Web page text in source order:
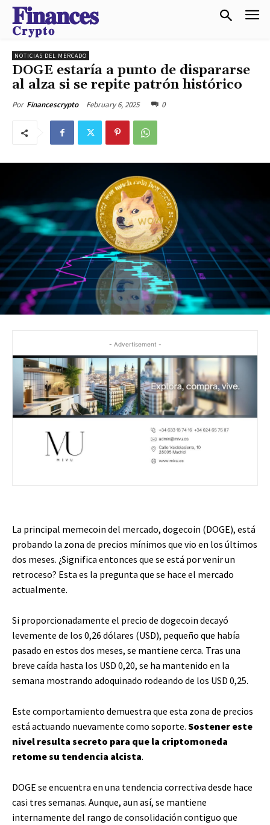
𝐅𝐢𝐧𝐚𝐧𝐜𝐞𝐬
𝐂𝐫𝐲𝐩𝐭𝐨
NOTICIAS DEL MERCADO
DOGE estaría a punto de dispararse
al alza si se repite patrón histórico
Por Financescrypto February 6, 2025 0
- Advertisement -
La principal memecoin del mercado, dogecoin (DOGE), está
probando la zona de precios mínimos que vio en los últimos
dos meses. ¿Significa entonces que se está por venir un
retroceso? Esta es la pregunta que se hace el mercado
actualmente.
Si proporcionadamente el precio de dogecoin decayó
levemente de los 0,26 dólares (USD), pequeño que había
pasado en estos dos meses, se mantiene cerca. Tras una
breve caída hasta los USD 0,20, se ha mantenido en la
semana mostrando adoquinado rodeando de los USD 0,25.
Este comportamiento demuestra que esta zona de precios
está actuando nuevamente como soporte. Sostener este
nivel resulta secreto para que la criptomoneda
retome su tendencia alcista.
DOGE se encuentra en una tendencia correctiva desde hace
casi tres semanas. Aunque, aun así, se mantiene
internamente del rango de consolidación contiguo que